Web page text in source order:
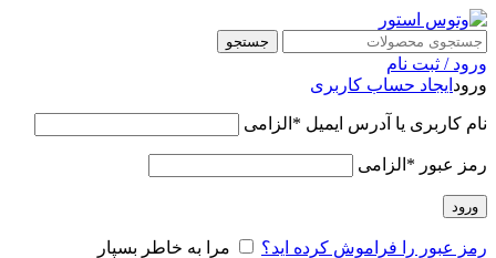
جستجو
ورود / ثبت نام
ورود ایجاد حساب کاربری
نام کاربری یا آدرس ایمیل * الزامی
رمز عبور * الزامی
ورود
رمز عبور را فراموش کرده اید؟ مرا به خاطر بسپار